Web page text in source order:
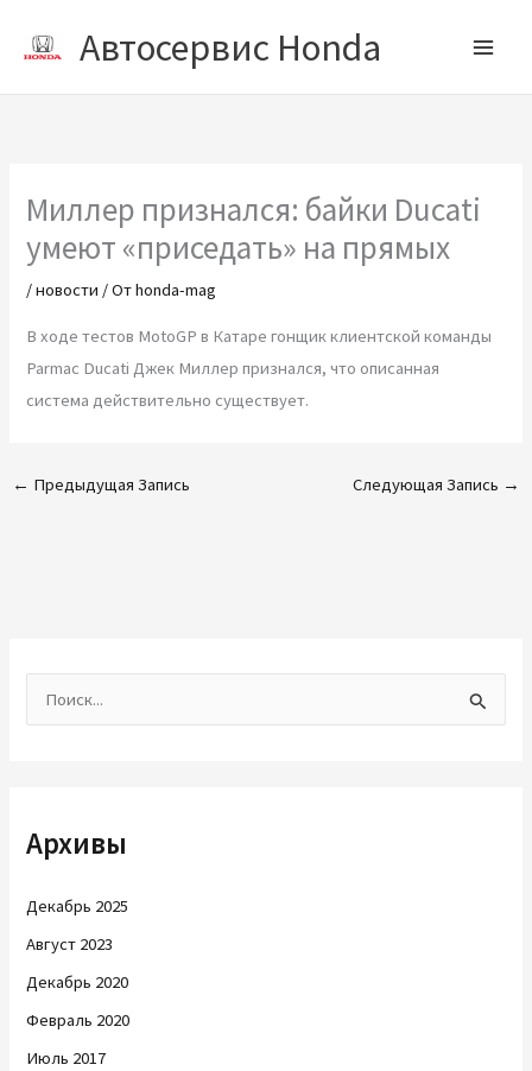
Автосервис Honda
Миллер признался: байки Ducati
умеют «приседать» на прямых
/новости / Отhonda-mag
В ходе тестов MotoGP в Катаре гонщик клиентской команды
Parmac Ducati Джек Миллер признался, что описанная
система действительно существует.
← Предыдущая Запись Следующая Запись →
к
Архивы
Декабрь 2025
Август 2023
Декабрь 2020
Февраль 2020
Июль 2017